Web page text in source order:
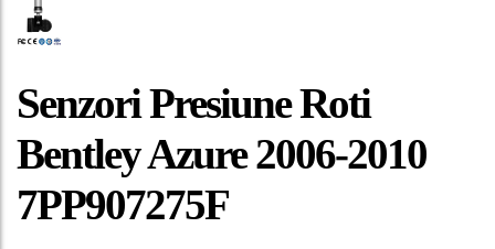
Senzori Presiune Roti
Bentley Azure 2006-2010
7PP907275F